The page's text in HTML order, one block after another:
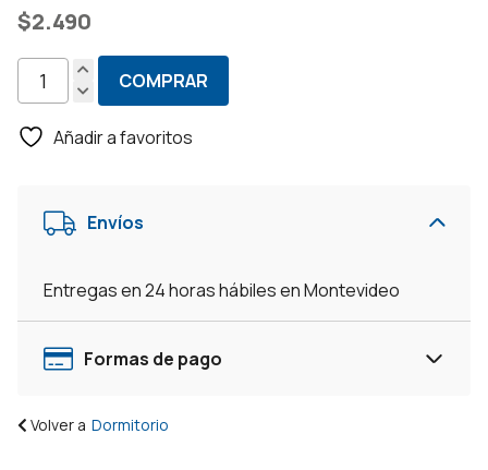
$2.490
Set
2
Cajones
-
Demolición
COMPRAR
Añadir a favoritos
Envíos
Entregas en 24 horas hábiles en Montevideo
Formas de pago
Volver a Dormitorio